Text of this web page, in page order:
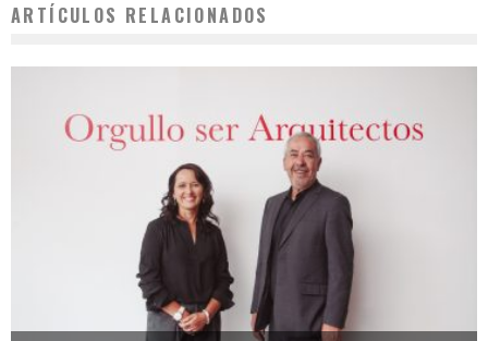
ARTÍCULOS RELACIONADOS